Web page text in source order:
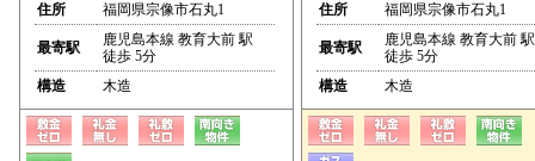
住所
福岡県宗像市石丸1
最寄駅
鹿児島本線 教育大前 駅
徒歩 5分
構造
木造
住所
福岡県宗像市石丸1
最寄駅
鹿児島本線 教育大前 駅
徒歩 5分
構造
木造